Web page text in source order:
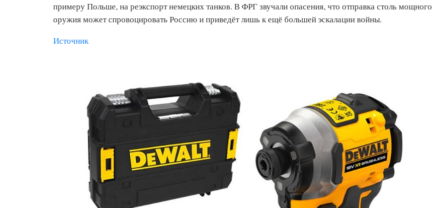
примеру Польше, на реэкспорт немецких танков. В ФРГ звучали опасения, что отправка столь мощного
оружия может спровоцировать Россию и приведёт лишь к ещё большей эскалации войны.
Источник